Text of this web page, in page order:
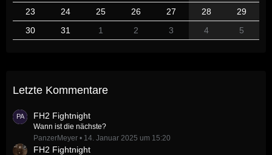
23
24 25 26 27 28
29
30
31 1 2 3 4 5
Letzte Kommentare
FH2 Fightnight
Wann ist die nächste?
PanzerMeyer
14. Januar 2025 um 15:20
FH2 Fightnight